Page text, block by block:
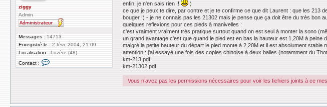
ziggy
Admin
Messages : 14713
Enregistré le : 2 févr. 2004, 21:09
Localisation : Lozère (48)
Contact :
g
e
enfin, je n'en sais rien !!
)
ce que je peux te dire, par contre et je te confirme ce que dit Laurent : que les 213
bouger !) - je ne connais pas les 21302 mais je pense que ça doit être du très bon
quelques reflexions pour ces pieds à manivelles :
c'est vraiment vraiment très pratique surtout quand on est seul à monter la sono
un grand avantage c'est que quand le pied est en bas la hauteur est 1,20M à
malgré la petite hauteur du départ le pied monte à 2,20M et il est absolument stable
attention : j'ai essayé une fois des copies chinoise à deux balles (notamment du
km-213.pdf
km-21302.pdf
Vous n’avez pas les permissions nécessaires pour voir les fichiers joints à ce